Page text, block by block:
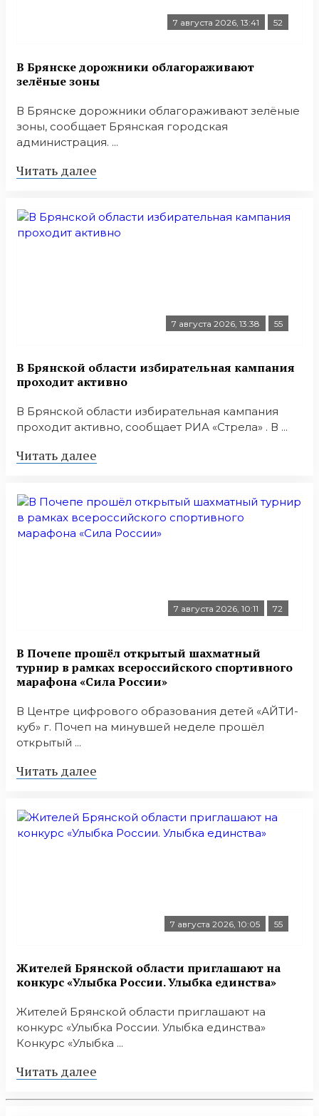
7 августа 2026, 13:41 52
В Брянске дорожники облагораживают
зелёные зоны
В Брянске дорожники облагораживают зелёные
зоны, сообщает Брянская городская
администрация. ...
Читать далее
7 августа 2026, 13:38 55
В Брянской области избирательная кампания
проходит активно
В Брянской области избирательная кампания
проходит активно, сообщает РИА «Стрела» . В ...
Читать далее
7 августа 2026, 10:11 72
В Почепе прошёл открытый шахматный
турнир в рамках всероссийского спортивного
марафона «Сила России»
В Центре цифрового образования детей «АЙТИ-
куб» г. Почеп на минувшей неделе прошёл
открытый ...
Читать далее
7 августа 2026, 10:05 55
Жителей Брянской области приглашают на
конкурс «Улыбка России. Улыбка единства»
Жителей Брянской области приглашают на
конкурс «Улыбка России. Улыбка единства»
Конкурс «Улыбка ...
Читать далее